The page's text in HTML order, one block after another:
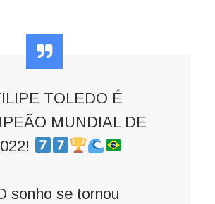
TOLEDO É
MUNDIAL DE
sonho se tornou